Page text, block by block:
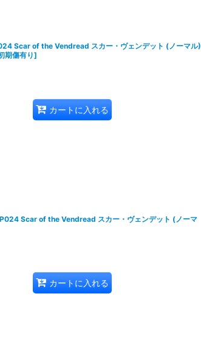
Scar of the Vendread スカー・ヴェンデット (ノーマル)
期傷有り]
カートに入れる
Scar of the Vendread スカー・ヴェンデット (ノーマ
カートに入れる